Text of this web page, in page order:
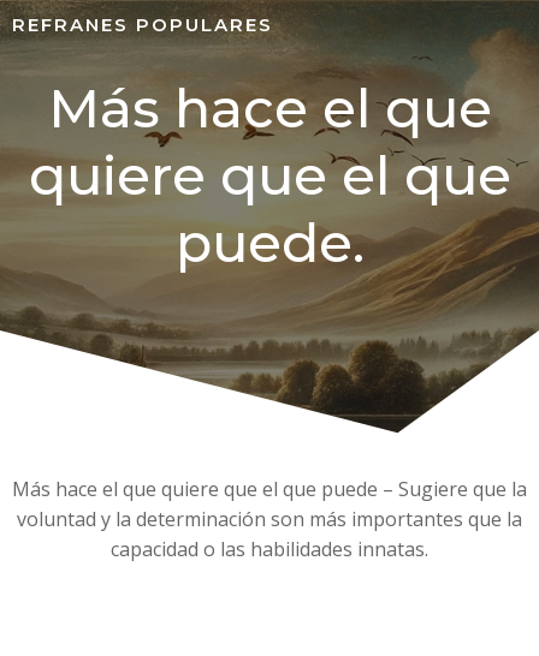
REFRANES POPULARES
Más hace el que
quiere que el que
puede.
Más hace el que quiere que el que puede – Sugiere que la
voluntad y la determinación son más importantes que la
capacidad o las habilidades innatas.